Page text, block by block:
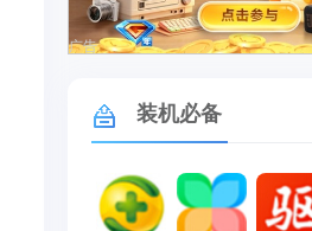
广告
装机必备